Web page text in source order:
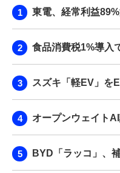
BPaaS
東電、経常利益
食品消費税1%導入
スズキ「軽EV」を
オープンウェイト
BYD「ラッコ」、